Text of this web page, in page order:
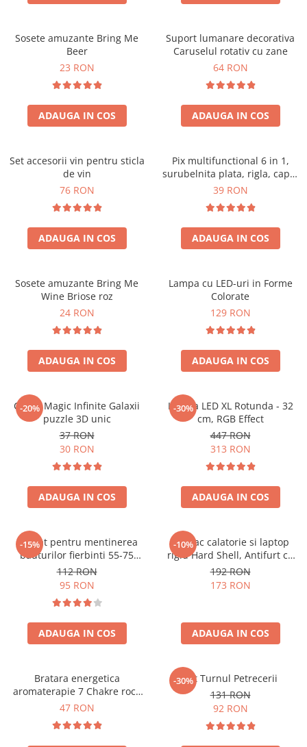
Sosete amuzante Bring Me
Beer
23 RON
ADAUGA IN COS
Suport lumanare decorativa
Caruselul rotativ cu zane
64 RON
ADAUGA IN COS
Set accesorii vin pentru sticla
de vin
76 RON
ADAUGA IN COS
Pix multifunctional 6 in 1,
surubelnita plata, rigla, capat
touchscreen, nivela cu bula
39 RON
ADAUGA IN COS
Sosete amuzante Bring Me
Wine Briose roz
24 RON
ADAUGA IN COS
Lampa cu LED-uri in Forme
Colorate
129 RON
ADAUGA IN COS
-20%
Cubul Magic Infinite Galaxii
puzzle 3D unic
37 RON
30 RON
ADAUGA IN COS
-30%
Lampa LED XL Rotunda - 32
cm, RGB Effect
447 RON
313 RON
ADAUGA IN COS
-15%
Aparat pentru mentinerea
bauturilor fierbinti 55-75
grade
112 RON
95 RON
ADAUGA IN COS
-10%
Rucsac calatorie si laptop
rigid Hard Shell, Antifurt cu
port USB, Waterproof,
44x30x17 cm,
192 RON
173 RON
ADAUGA IN COS
Bratara energetica
aromaterapie 7 Chakre roca
vulcanica
47 RON
-30%Set Turnul Petrecerii
131 RON
92 RON